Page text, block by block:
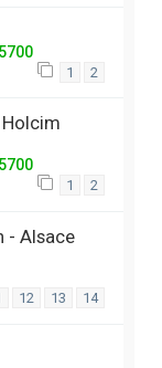
1 2
1 2
- Alsace
12 13 14